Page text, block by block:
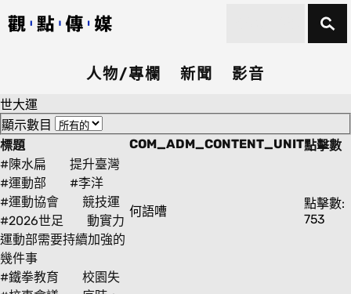
人物/專欄 新聞 影音
世大運
顯示數目
標題
COM_ADM_CONTENT_UNIT點擊數
#陳水扁
#運動部
#李洋
#運動協會
#2026世足
提升臺灣
競技運
動實力
運動部需要持續加強的
幾件事
何語嘈
點擊數:
753
#鐵拳教育
校園失